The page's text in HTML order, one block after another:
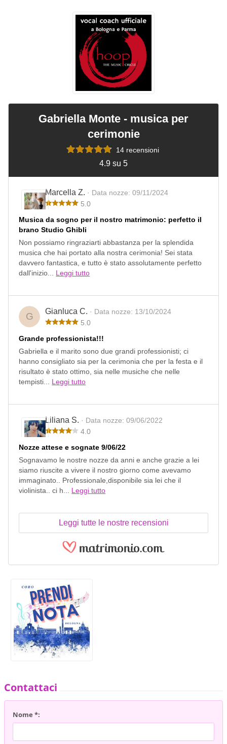
Gabriella Monte - musica per
cerimonie
14 recensioni
4.9 su 5
Marcella Z. · Data nozze: 09/11/2024
5.0
Musica da sogno per il nostro matrimonio: perfetto il
brano Studio Ghibli
Non possiamo ringraziarti abbastanza per la splendida
musica che hai portato alla nostra cerimonia! Sei stata
davvero fantastica, e tutto è stato assolutamente perfetto
dall'inizio... Leggi tutto
G Gianluca C. · Data nozze: 13/10/2024
5.0
Grande professionista!!!
Gabriella e il marito sono due grandi professionisti; ci
hanno consigliato sia per la cerimonia che per la festa e il
risultato è stato ottimo, sia nelle musiche che nelle
tempisti... Leggi tutto
Liliana S. · Data nozze: 09/06/2022
4.0
Nozze attese e sognate 9/06/22
Sognavamo le nostre nozze da anni e anche grazie a lei
siamo riuscite a vivere il nostro giorno come avevamo
immaginato.. Professionale,disponibile sia lei che il
violinista.. ci h... Leggi tutto
Leggi tutte le nostre recensioni
Contattaci
Nome *: